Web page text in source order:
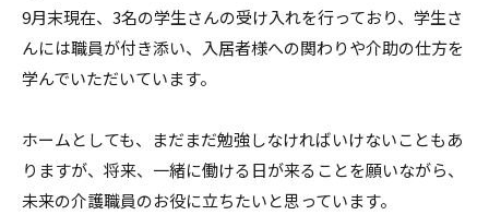
9月末現在、3名の学生さんの受け入れを行っており、学生さ
んには職員が付き添い、入居者様への関わりや介助の仕方を
学んでいただいています。
ホームとしても、まだまだ勉強しなければいけないこともあ
りますが、将来、一緒に働ける日が来ることを願いながら、
未来の介護職員のお役に立ちたいと思っています。